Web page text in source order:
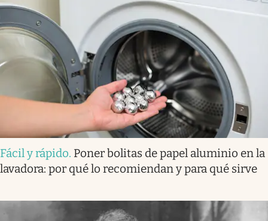
Fácil y rápido. Poner bolitas de papel aluminio en la
lavadora: por qué lo recomiendan y para qué sirve